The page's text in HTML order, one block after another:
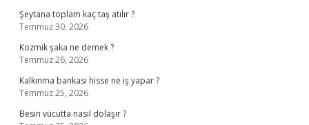
Şeytana toplam kaç taş atılır ?
Temmuz 30, 2026
Kozmik şaka ne demek ?
Temmuz 26, 2026
Kalkınma bankası hisse ne iş yapar ?
Temmuz 25, 2026
Besin vücutta nasıl dolaşır ?